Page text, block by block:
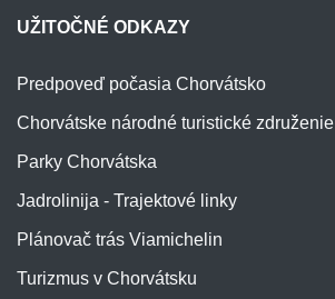
UŽITOČNÉ ODKAZY
Predpoveď počasia Chorvátsko
Chorvátske národné turistické združenie
Parky Chorvátska
Jadrolinija - Trajektové linky
Plánovač trás Viamichelin
Turizmus v Chorvátsku